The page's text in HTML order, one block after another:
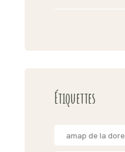
Étiquettes
amap de la dore